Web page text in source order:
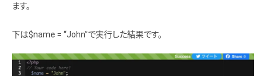
ます。
下は$name = “John”で実行した結果です。